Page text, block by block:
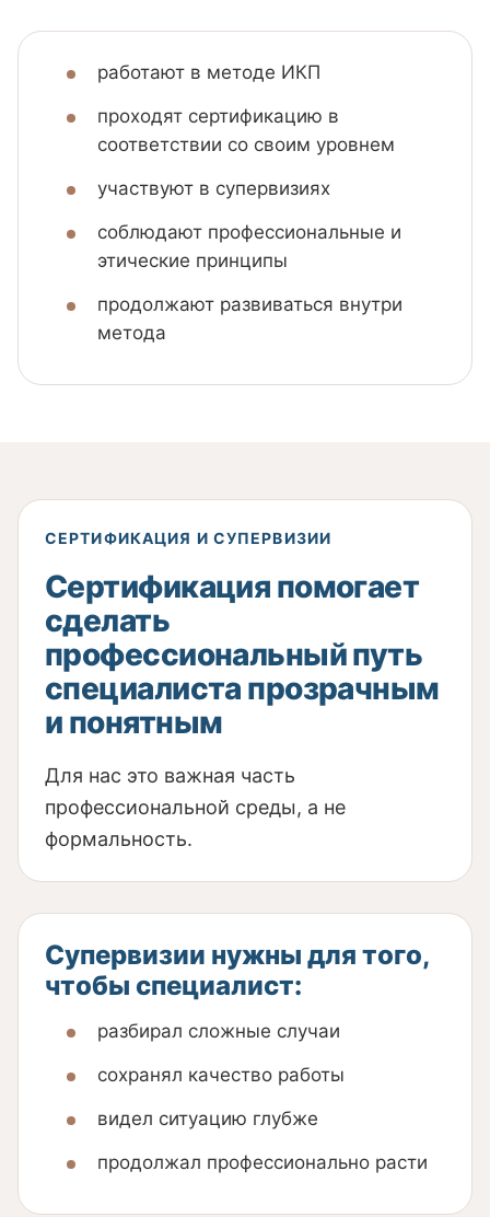
работают в методе ИКП
проходят сертификацию в
соответствии со своим уровнем
участвуют в супервизиях
соблюдают профессиональные и
этические принципы
продолжают развиваться внутри
метода
СЕРТИФИКАЦИЯ И СУПЕРВИЗИИ
Сертификация помогает
сделать
профессиональный путь
специалиста прозрачным
и понятным
Для нас это важная часть
профессиональной среды, а не
формальность.
Супервизии нужны для того,
чтобы специалист:
разбирал сложные случаи
сохранял качество работы
видел ситуацию глубже
продолжал профессионально расти